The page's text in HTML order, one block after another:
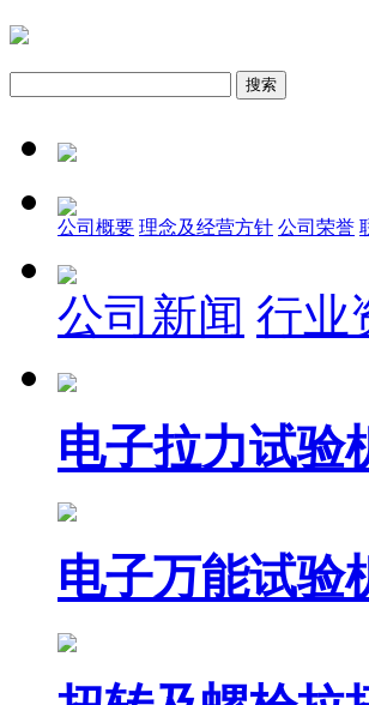
公司概要 理念及经营方针 公司荣誉
公司新闻 行业
电子拉力试验
电子万能试验